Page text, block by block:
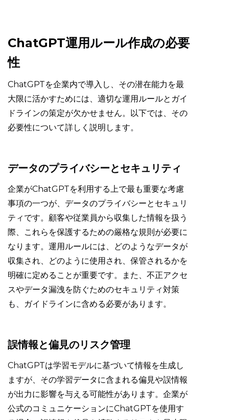
ChatGPT運用ルール作成の必要
性
ChatGPTを企業内で導入し、その潜在能力を最
大限に活かすためには、適切な運用ルールとガイ
ドラインの策定が欠かせません。以下では、その
必要性について詳しく説明します。
データのプライバシーとセキュリティ
企業がChatGPTを利用する上で最も重要な考慮
事項の一つが、データのプライバシーとセキュリ
ティです。顧客や従業員から収集した情報を扱う
際、これらを保護するための厳格な規則が必要に
なります。運用ルールには、どのようなデータが
収集され、どのように使用され、保管されるかを
明確に定めることが重要です。また、不正アクセ
スやデータ漏洩を防ぐためのセキュリティ対策
も、ガイドラインに含める必要があります。
誤情報と偏見のリスク管理
ChatGPTは学習モデルに基づいて情報を生成し
ますが、その学習データに含まれる偏見や誤情報
が出力に影響を与える可能性があります。企業が
公式のコミュニケーションにChatGPTを使用す